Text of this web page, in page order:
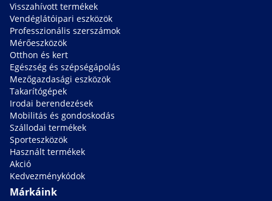
Visszahívott termékek
Vendéglátóipari eszközök
Professzionális szerszámok
Mérőeszközök
Otthon és kert
Egészség és szépségápolás
Mezőgazdasági eszközök
Takarítógépek
Irodai berendezések
Mobilitás és gondoskodás
Szállodai termékek
Sporteszközök
Használt termékek
Akció
Kedvezménykódok
Márkáink